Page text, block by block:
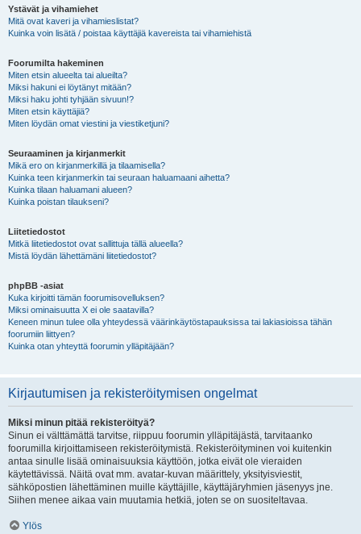
Ystävät ja vihamiehet
Mitä ovat kaveri ja vihamieslistat?
Kuinka voin lisätä / poistaa käyttäjiä kavereista tai vihamiehistä
Foorumilta hakeminen
Miten etsin alueelta tai alueilta?
Miksi hakuni ei löytänyt mitään?
Miksi haku johti tyhjään sivuun!?
Miten etsin käyttäjiä?
Miten löydän omat viestini ja viestiketjuni?
Seuraaminen ja kirjanmerkit
Mikä ero on kirjanmerkillä ja tilaamisella?
Kuinka teen kirjanmerkin tai seuraan haluamaani aihetta?
Kuinka tilaan haluamani alueen?
Kuinka poistan tilaukseni?
Liitetiedostot
Mitkä liitetiedostot ovat sallittuja tällä alueella?
Mistä löydän lähettämäni liitetiedostot?
phpBB -asiat
Kuka kirjoitti tämän foorumisovelluksen?
Miksi ominaisuutta X ei ole saatavilla?
Keneen minun tulee olla yhteydessä väärinkäytöstapauksissa tai lakiasioissa tähän
foorumiin liittyen?
Kuinka otan yhteyttä foorumin ylläpitäjään?
Kirjautumisen ja rekisteröitymisen ongelmat
Miksi minun pitää rekisteröityä?
Sinun ei välttämättä tarvitse, riippuu foorumin ylläpitäjästä, tarvitaanko
foorumilla kirjoittamiseen rekisteröitymistä. Rekisteröityminen voi kuitenkin
antaa sinulle lisää ominaisuuksia käyttöön, jotka eivät ole vieraiden
käytettävissä. Näitä ovat mm. avatar-kuvan määrittely, yksityisviestit,
sähköpostien lähettäminen muille käyttäjille, käyttäjäryhmien jäsenyys jne.
Siihen menee aikaa vain muutamia hetkiä, joten se on suositeltavaa.
Ylös